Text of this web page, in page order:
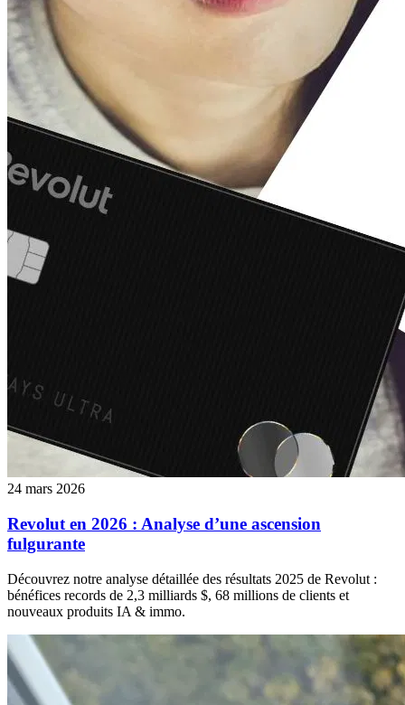
24 mars 2026
Revolut en 2026 : Analyse d’une ascension
fulgurante
Découvrez notre analyse détaillée des résultats 2025 de Revolut :
bénéfices records de 2,3 milliards $, 68 millions de clients et
nouveaux produits IA & immo.